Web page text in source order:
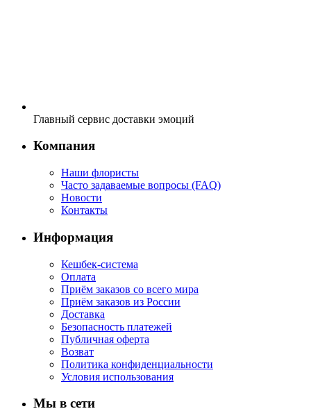
Главный сервис доставки эмоций
Компания
Наши флористы
Часто задаваемые вопросы (FAQ)
Новости
Контакты
Информация
Кешбек-система
Оплата
Приём заказов со всего мира
Приём заказов из России
Доставка
Безопасность платежей
Публичная оферта
Возват
Политика конфиденциальности
Условия использования
Мы в сети